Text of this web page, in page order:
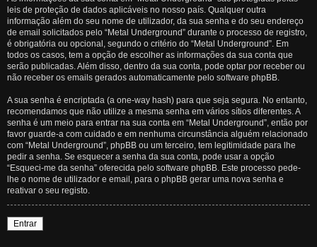
leis de proteção de dados aplicáveis no nosso país. Qualquer outra
informação além do seu nome de utilizador, da sua senha e do seu endereço
de email solicitados pelo “Metal Underground” durante o processo de registro,
é obrigatória ou opcional, segundo o critério do “Metal Underground”. Em
todos os casos, tem a opção de escolher as informações da sua conta que
serão publicadas. Além disso, dentro da sua conta, pode optar por receber ou
não receber os emails gerados automaticamente pelo software phpBB.
A sua senha é encriptada (a one-way hash) para que seja segura. No entanto,
recomendamos que não utilize a mesma senha em vários sítios diferentes. A
senha é um meio para entrar na sua conta em “Metal Underground”, então por
favor guarde-a com cuidado e em nenhuma circunstância alguém relacionado
com “Metal Underground”, phpBB ou um terceiro, tem legitimidade para lhe
pedir a senha. Se esquecer a senha da sua conta, pode usar a opção
“Esqueci-me da senha” oferecida pelo software phpBB. Este processo pede-
lhe o nome de utilizador e email, para o phpBB gerar uma nova senha e
reativar o seu registo.
Entrar